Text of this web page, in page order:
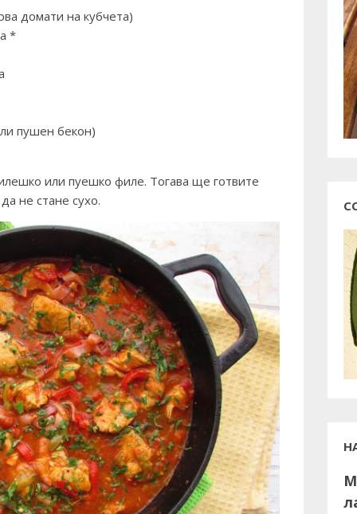
домати на кубчета)
*
пушен бекон)
или пуешко филе. Тогава ще готвите
не стане сухо.